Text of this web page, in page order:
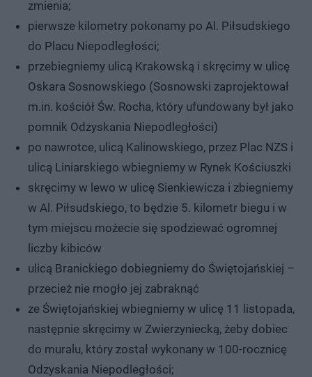
zmienia;
pierwsze kilometry pokonamy po Al. Piłsudskiego
do Placu Niepodległości;
przebiegniemy ulicą Krakowską i skręcimy w ulicę
Oskara Sosnowskiego (Sosnowski zaprojektował
m.in. kościół Św. Rocha, który ufundowany był jako
pomnik Odzyskania Niepodległości)
po nawrotce, ulicą Kalinowskiego, przez Plac NZS i
ulicą Liniarskiego wbiegniemy w Rynek Kościuszki
skręcimy w lewo w ulicę Sienkiewicza i zbiegniemy
w Al. Piłsudskiego, to będzie 5. kilometr biegu i w
tym miejscu możecie się spodziewać ogromnej
liczby kibiców
ulicą Branickiego dobiegniemy do Świętojańskiej –
przecież nie mogło jej zabraknąć
ze Świętojańskiej wbiegniemy w ulicę 11 listopada,
następnie skręcimy w Zwierzyniecką, żeby dobiec
do muralu, który został wykonany w 100-rocznicę
Odzyskania Niepodległości;